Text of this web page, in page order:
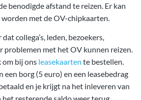
benodigde afstand te reizen. Er kan
met de OV-chipkaarten.
collega’s, leden, bezoekers,
problemen met het OV kunnen reizen.
om bij ons leasekaarten te bestellen.
borg (5 euro) en een leasebedrag
en je krijgt na het inleveren van